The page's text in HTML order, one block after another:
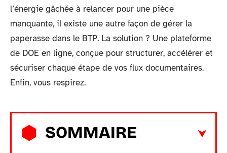
l’énergie gâchée à relancer pour une pièce
manquante, il existe une autre façon de gérer la
paperasse dans le BTP. La solution ? Une plateforme
de DOE en ligne, conçue pour structurer, accélérer et
sécuriser chaque étape de vos flux documentaires.
Enfin, vous respirez.
SOMMAIRE